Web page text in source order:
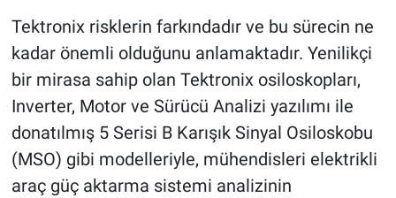
Tektronix risklerin farkındadır ve bu sürecin ne
kadar önemli olduğunu anlamaktadır. Yenilikçi
bir mirasa sahip olan Tektronix osiloskopları,
Inverter, Motor ve Sürücü Analizi yazılımı ile
donatılmış 5 Serisi B Karışık Sinyal Osiloskobu
(MSO) gibi modelleriyle, mühendisleri elektrikli
araç güç aktarma sistemi analizinin